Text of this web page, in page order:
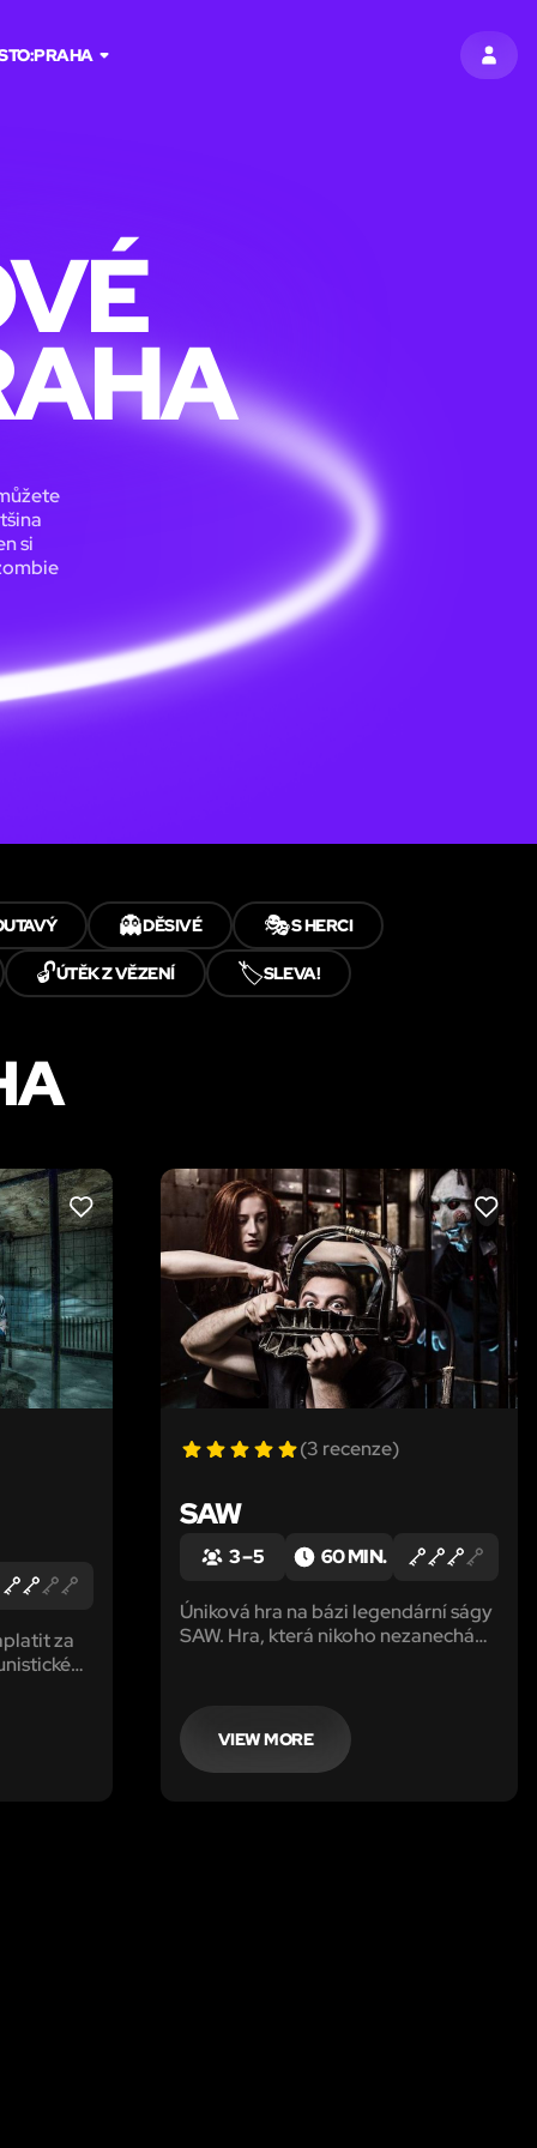
PRAHA
si
👻DĚSIVÉ 🎭S HERCI
🔓ÚTĚK Z VĚZENÍ 🏷️SLEVA!
LIKE
za
LIKE
(3 recenze)
SAW
3 – 5 60 MIN.
Úniková hra na bázi legendární ságy
SAW. Hra, která nikoho nezanechá
VIEW MORE